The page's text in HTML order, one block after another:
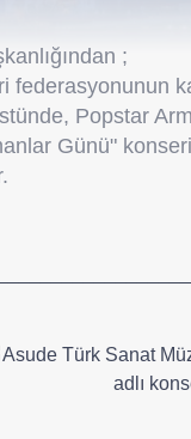
;
Popstar
Günü"